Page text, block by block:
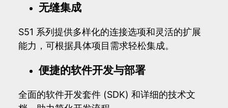
无缝集成
S51 系列提供多样化的连接选项和灵活的扩展
能力，可根据具体项目需求轻松集成。
便捷的软件开发与部署
全面的软件开发套件 (SDK) 和详细的技术文